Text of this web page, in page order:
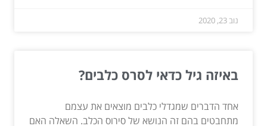
נוב 23, 2020
באיזה גיל כדאי לסרס כלבים?
אחד הדברים שמגדלי כלבים מוצאים את עצמם
מתחבטים בהם זה הנושא של סירוס הכלב. השאלה האם